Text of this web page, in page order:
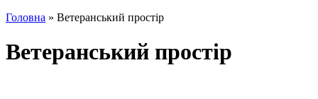
Головна » Ветеранський простір
Ветеранський простір